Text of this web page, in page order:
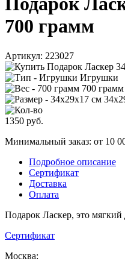
700 грамм
Артикул: 223027
Игрушки
700 грамм
1350 руб.
Минимальный заказ: от 10
Подробное описание
Сертификат
Доставка
Оплата
Подарок Ласкер, это мягкий
Сертификат
Москва: